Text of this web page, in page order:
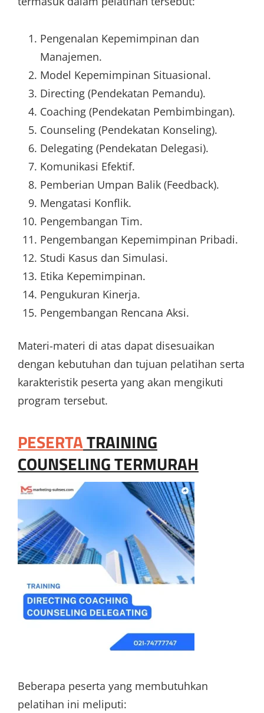
Pengenalan Kepemimpinan dan
Manajemen.
Model Kepemimpinan Situasional.
Directing (Pendekatan Pemandu).
Coaching (Pendekatan Pembimbingan).
Counseling (Pendekatan Konseling).
Delegating (Pendekatan Delegasi).
Komunikasi Efektif.
Pemberian Umpan Balik (Feedback).
Mengatasi Konflik.
Pengembangan Tim.
Pengembangan Kepemimpinan Pribadi.
Studi Kasus dan Simulasi.
Etika Kepemimpinan.
Pengukuran Kinerja.
Pengembangan Rencana Aksi.
Materi-materi di atas dapat disesuaikan
dengan kebutuhan dan tujuan pelatihan serta
karakteristik peserta yang akan mengikuti
program tersebut.
PESERTATRAINING
COUNSELING TERMURAH
Beberapa peserta yang membutuhkan
pelatihan ini meliputi: